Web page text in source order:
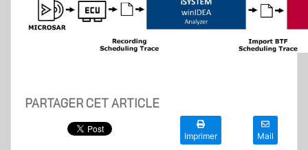
PARTAGER CET ARTICLE
Imprimer Mail